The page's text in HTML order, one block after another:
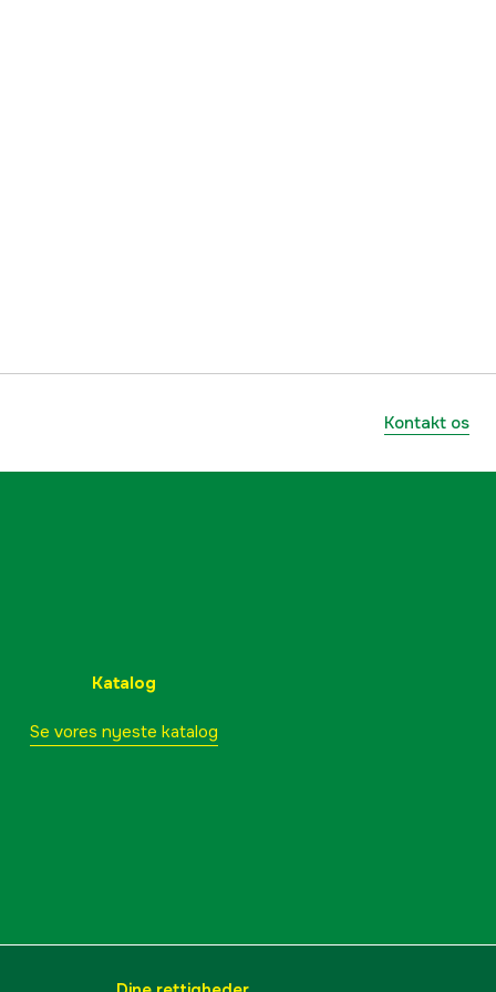
Kontakt os
Katalog
Se vores nyeste katalog